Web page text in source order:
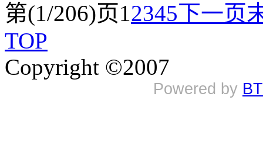
第(1/206)页12345下一页
TOP
Copyright ©2007
Powered by